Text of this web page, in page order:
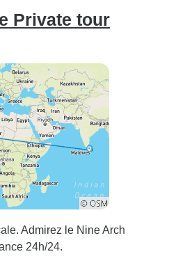
Private tour
Admirez le Nine Arch
24h/24.